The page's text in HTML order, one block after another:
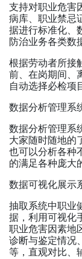
支持对职业危害
病库、职业禁忌
据进行标准化、
防治业务各类数
根据劳动者所接
前、在岗期间、
自动选择必检项
数据分析管理系
数据分析管理系
大家随时随地的
也可以分析各种
的满足各种庞大
数据可视化展示
抽取系统中职业
据，利用可视化
职业危害因素地
诊断与鉴定情况
等，直观对比、